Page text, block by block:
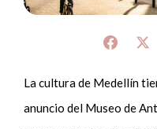
La cultura de Medellín
anuncio del Museo de